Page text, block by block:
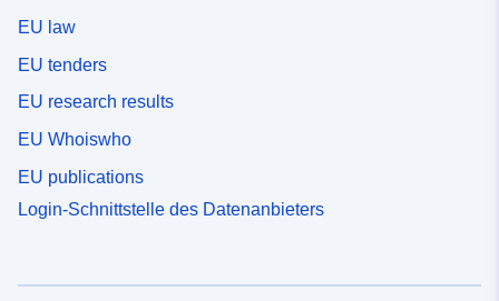
EU law
EU tenders
EU research results
EU Whoiswho
EU publications
Login-Schnittstelle des Datenanbieters